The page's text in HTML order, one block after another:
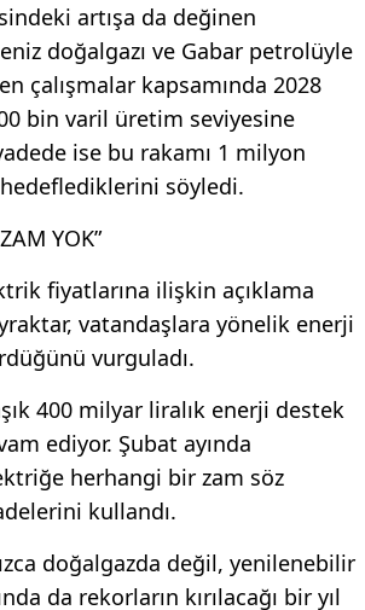
artışa da değinen
doğalgazı ve Gabar petrolüyle
çalışmalar kapsamında 2028
bin varil üretim seviyesine
ise bu rakamı 1 milyon
hedeflediklerini söyledi.
YOK”
fiyatlarına ilişkin açıklama
vatandaşlara yönelik enerji
vurguladı.
400 milyar liralık enerji destek
ediyor. Şubat ayında
herhangi bir zam söz
kullandı.
doğalgazda değil, yenilenebilir
da rekorların kırılacağı bir yıl